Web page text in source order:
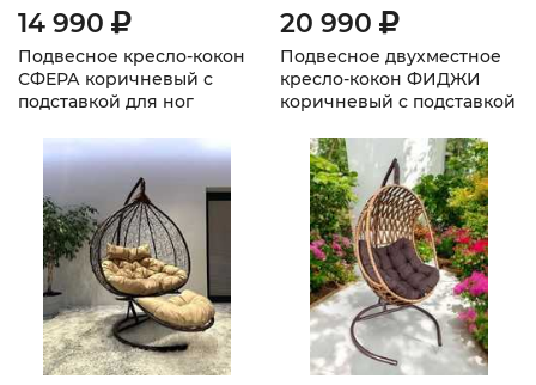
14 990
Подвесное кресло-кокон
СФЕРА коричневый с
подставкой для ног
20 990
Подвесное двухместное
кресло-кокон ФИДЖИ
коричневый с подставкой